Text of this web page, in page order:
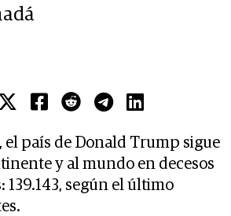
el país de Donald Trump sigue
y al mundo en decesos
139.143, según el último